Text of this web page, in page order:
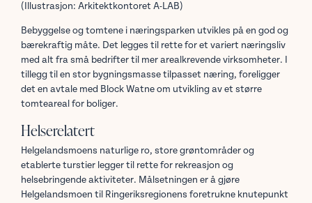
(Illustrasjon: Arkitektkontoret A-LAB)
Bebyggelse og tomtene i næringsparken utvikles på en god og
bærekraftig måte. Det legges til rette for et variert næringsliv
med alt fra små bedrifter til mer arealkrevende virksomheter. I
tillegg til en stor bygningsmasse tilpasset næring, foreligger
det en avtale med Block Watne om utvikling av et større
tomteareal for boliger.
Helserelatert
Helgelandsmoens naturlige ro, store grøntområder og
etablerte turstier legger til rette for rekreasjon og
helsebringende aktiviteter. Målsetningen er å gjøre
Helgelandsmoen til Ringeriksregionens foretrukne knutepunkt